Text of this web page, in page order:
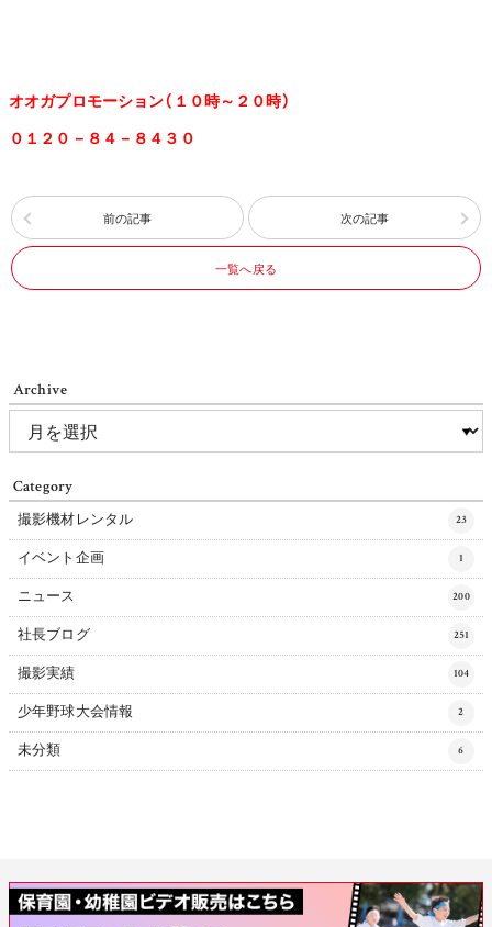
オオガプロモーション（１０時～２０時）
０１２０－８４－８４３０
前の記事 次の記事
一覧へ戻る
Archive
Category
撮影機材レンタル 23
イベント企画 1
ニュース 200
社長ブログ 251
撮影実績 104
少年野球大会情報 2
未分類 6